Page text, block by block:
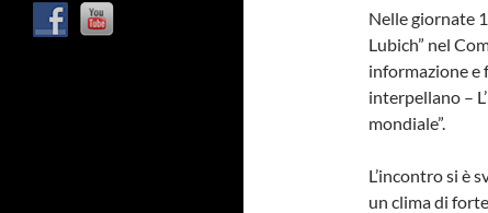
Nelle giornate
Lubich” nel
informazione e
interpellano –
mondiale”.
L’incontro si è
un clima di